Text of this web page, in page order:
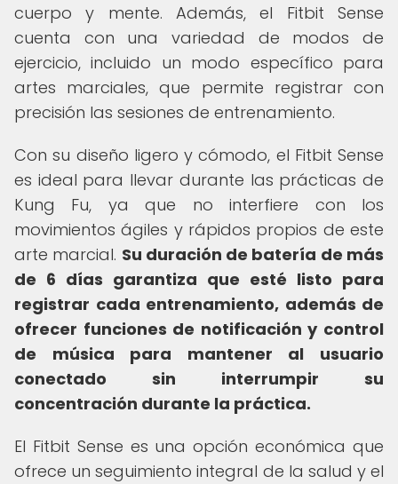
cuerpo y mente. Además, el Fitbit Sense
cuenta con una variedad de modos de
ejercicio, incluido un modo específico para
artes marciales, que permite registrar con
precisión las sesiones de entrenamiento.
Con su diseño ligero y cómodo, el Fitbit Sense
es ideal para llevar durante las prácticas de
Kung Fu, ya que no interfiere con los
movimientos ágiles y rápidos propios de este
arte marcial. Su duración de batería de más
de 6 días garantiza que esté listo para
registrar cada entrenamiento, además de
ofrecer funciones de notificación y control
de música para mantener al usuario
conectado sin interrumpir su
concentración durante la práctica.
El Fitbit Sense es una opción económica que
ofrece un seguimiento integral de la salud y el